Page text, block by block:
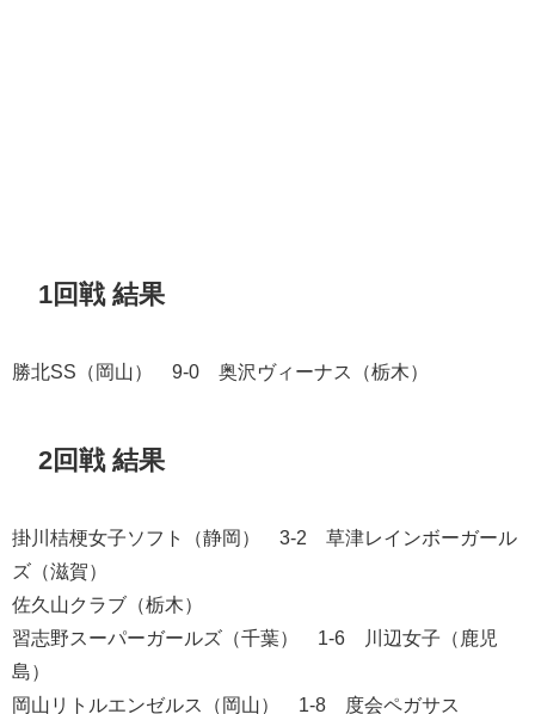
1回戦 結果
勝北SS（岡山） 9-0 奥沢ヴィーナス（栃木）
2回戦 結果
掛川桔梗女子ソフト（静岡） 3-2 草津レインボーガール
ズ（滋賀）
佐久山クラブ（栃木）
習志野スーパーガールズ（千葉） 1-6 川辺女子（鹿児
島）
岡山リトルエンゼルス（岡山） 1-8 度会ペガサス